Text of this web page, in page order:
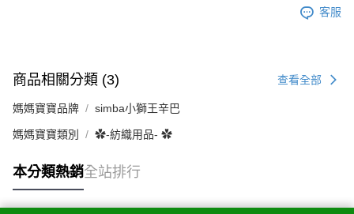
客服
商品相關分類 (3) 查看全部
媽媽寶寶品牌 simba小獅王辛巴
媽媽寶寶類別 ✿-紡織用品- ✿
本分類熱銷全站排行